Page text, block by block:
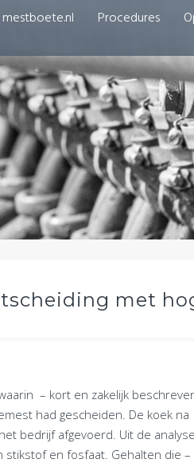
Procedures
met
– kort en zakelijk
had gescheiden. De koek na
bedrijf afgevoerd. Uit de
stikstof en fosfaat. Gehalten die –